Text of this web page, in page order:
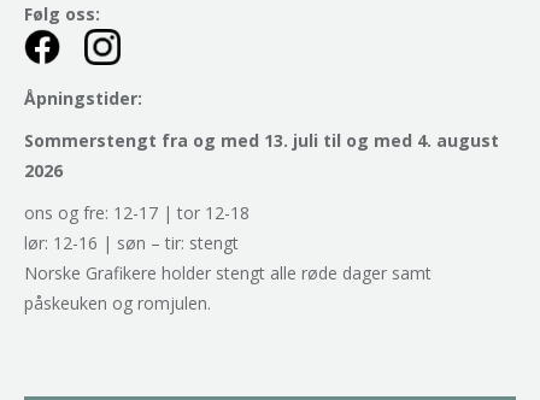
Følg oss:
Åpningstider:
Sommerstengt fra og med 13. juli til og med 4. august
2026
ons og fre: 12-17 | tor 12-18
lør: 12-16 | søn – tir: stengt
Norske Grafikere holder stengt alle røde dager samt
påskeuken og romjulen.